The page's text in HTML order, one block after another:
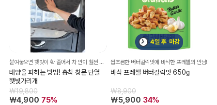
붙여놓으면 햇빛이 확 줄어서 차 안이 훨씬 덜 덥더라고요.^^
태양을 피하는 방법! 흡착 창문 단열
햇빛가리개
₩19,800
₩4,900 75%
4일 후 마감
짭조름한 버터갈릭맛에 바삭한 프레첼의 만남!
바삭 프레첼 버터갈릭맛 650g
₩8,900
₩5,900 34%